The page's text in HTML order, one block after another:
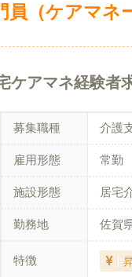
員（ケアマネ
ケアマネ経験者
募集職種 介護
雇用形態 常勤
施設形態 居宅
勤務地 佐賀
特徴